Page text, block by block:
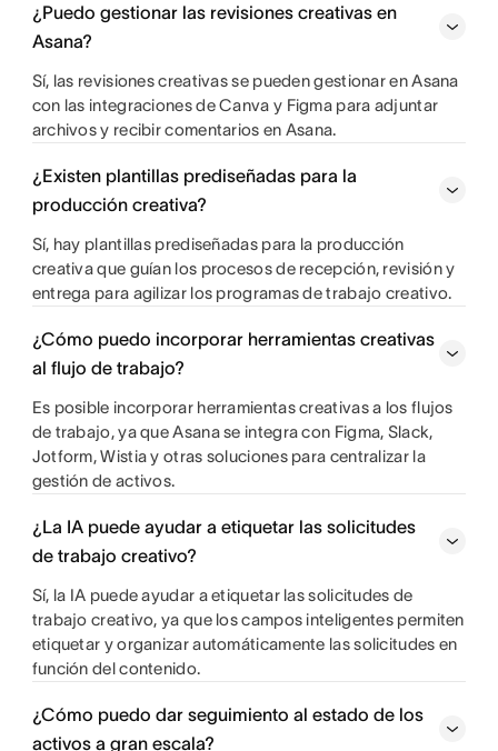
¿Puedo gestionar las revisiones creativas en
Asana?
Sí, las revisiones creativas se pueden gestionar en Asana
con las integraciones de Canva y Figma para adjuntar
archivos y recibir comentarios en Asana.
¿Existen plantillas prediseñadas para la
producción creativa?
Sí, hay plantillas prediseñadas para la producción
creativa que guían los procesos de recepción, revisión y
entrega para agilizar los programas de trabajo creativo.
¿Cómo puedo incorporar herramientas creativas
al flujo de trabajo?
Es posible incorporar herramientas creativas a los flujos
de trabajo, ya que Asana se integra con Figma, Slack,
Jotform, Wistia y otras soluciones para centralizar la
gestión de activos.
¿La IA puede ayudar a etiquetar las solicitudes
de trabajo creativo?
Sí, la IA puede ayudar a etiquetar las solicitudes de
trabajo creativo, ya que los campos inteligentes permiten
etiquetar y organizar automáticamente las solicitudes en
función del contenido.
¿Cómo puedo dar seguimiento al estado de los
activos a gran escala?